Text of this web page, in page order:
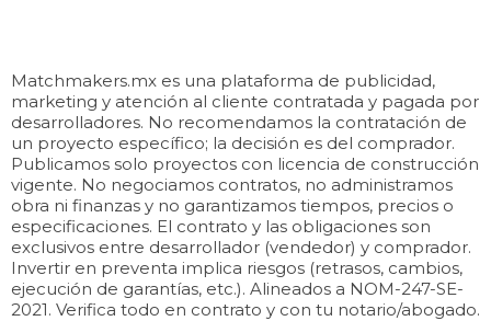
Matchmakers.mx es una plataforma de publicidad,
marketing y atención al cliente contratada y pagada por
desarrolladores. No recomendamos la contratación de
un proyecto específico; la decisión es del comprador.
Publicamos solo proyectos con licencia de construcción
vigente. No negociamos contratos, no administramos
obra ni finanzas y no garantizamos tiempos, precios o
especificaciones. El contrato y las obligaciones son
exclusivos entre desarrollador (vendedor) y comprador.
Invertir en preventa implica riesgos (retrasos, cambios,
ejecución de garantías, etc.). Alineados a NOM-247-SE-
2021. Verifica todo en contrato y con tu notario/abogado.